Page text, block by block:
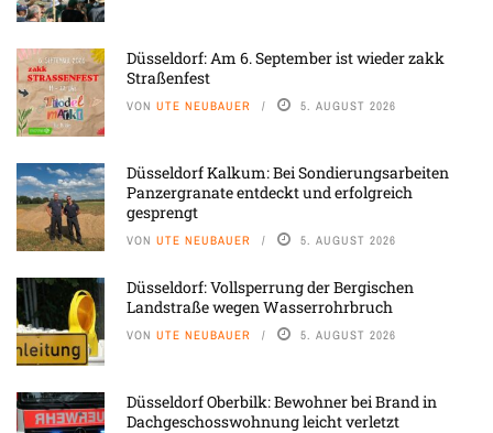
Düsseldorf: Am 6. September ist wieder zakk
Straßenfest
VON UTE NEUBAUER 5. AUGUST 2026
Düsseldorf Kalkum: Bei Sondierungsarbeiten
Panzergranate entdeckt und erfolgreich
gesprengt
VON UTE NEUBAUER 5. AUGUST 2026
Düsseldorf: Vollsperrung der Bergischen
Landstraße wegen Wasserrohrbruch
VON UTE NEUBAUER 5. AUGUST 2026
Düsseldorf Oberbilk: Bewohner bei Brand in
Dachgeschosswohnung leicht verletzt